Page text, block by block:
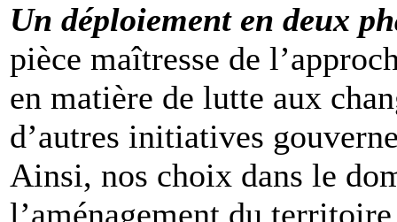
Un déploiement en deux
pièce maîtresse de
en matière de lutte aux
d’autres initiatives
Ainsi, nos choix dans le
l’aménagement du